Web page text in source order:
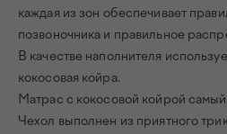
каждая из зон обеспечивает
позвоночника и правильное
В качестве наполнителя
кокосовая койра.
Матрас с кокосовой койрой
Чехол выполнен из приятного